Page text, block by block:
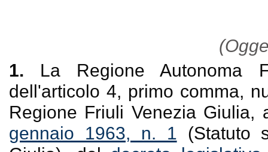
1. La Regione Autonoma
dell'articolo 4, primo comma,
Regione Friuli Venezia Giulia,
gennaio 1963, n. 1 (Statuto